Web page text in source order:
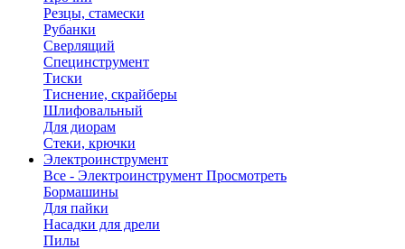
Резцы, стамески
Рубанки
Сверлящий
Специнструмент
Тиски
Тиснение, скрайберы
Шлифовальный
Для диорам
Стеки, крючки
Электроинструмент
Все - Электроинструмент Просмотреть
Бормашины
Для пайки
Насадки для дрели
Пилы